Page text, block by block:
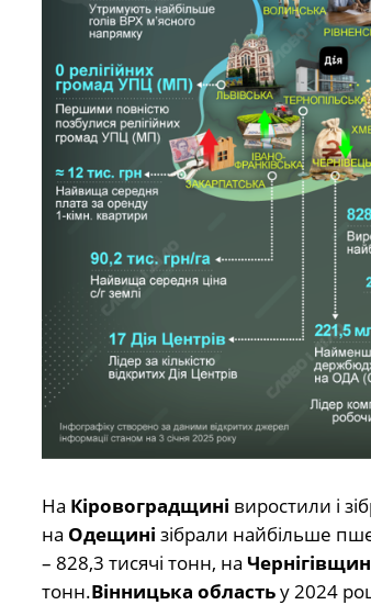
На Кіровоградщині виростили і
на Одещині зібрали найбільше
– 828,3 тисячі тонн, на
тонн.Вінницька областьу 2024